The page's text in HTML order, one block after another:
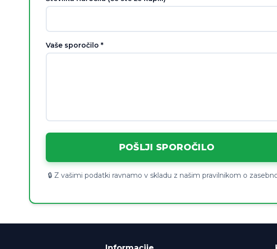
Vaše sporočilo *
POŠLJI SPOROČILO
🔒 Z vašimi podatki ravnamo v skladu z našim pravilnikom o